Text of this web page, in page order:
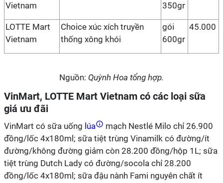
Vietnam
350gr
LOTTE Mart
Vietnam
Choice xúc xích truyền
thống xông khói
gói
600gr
45.000
Nguồn: Quỳnh Hoa tổng hợp.
VinMart, LOTTE Mart Vietnam có các loại sữa
giá ưu đãi
VinMart có sữa uống lúa
mạch Nestlé Milo chỉ 26.900
đồng/lốc 4x180ml; sữa tiệt trùng Vinamilk có đường/ít
đường/không đường giảm còn 28.200 đồng/hộp 1L; sữa
tiệt trùng Dutch Lady có đường/socola chỉ 28.200
đồng/lốc 4x180ml; sữa đậu nành Fami nguyên chất ít